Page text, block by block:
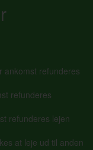
ankomst refunderes
refunderes
refunderes lejen
at leje ud til anden